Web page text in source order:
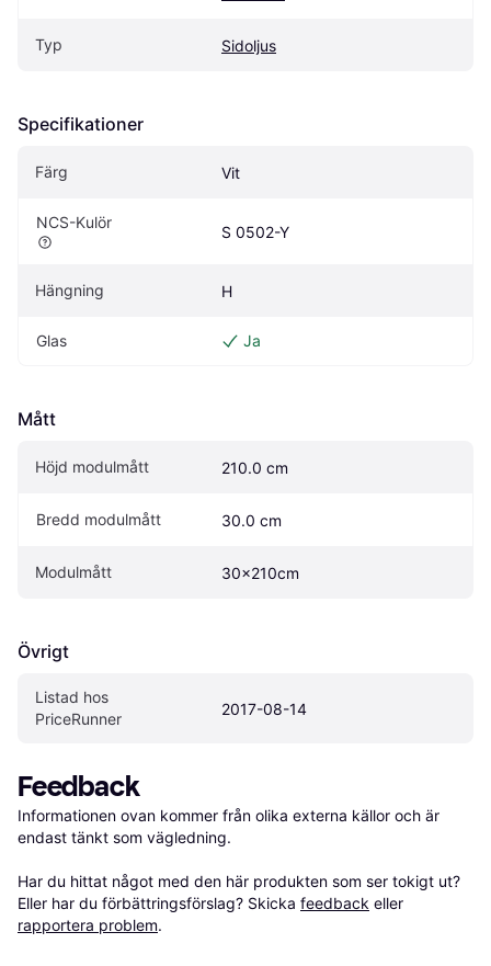
Typ Sidoljus
Specifikationer
Färg Vit
NCS-Kulör
S 0502-Y
Hängning H
Glas Ja
Mått
Höjd modulmått 210.0 cm
Bredd modulmått 30.0 cm
Modulmått 30x210cm
Övrigt
Listad hos
PriceRunner
2017-08-14
Feedback
Informationen ovan kommer från olika externa källor och är
endast tänkt som vägledning.
Har du hittat något med den här produkten som ser tokigt ut?
Eller har du förbättringsförslag? Skicka feedback eller
rapportera problem.